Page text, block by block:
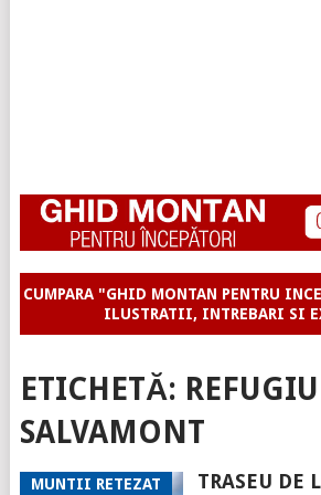
CUMPARA "GHID MONTAN PENTRU
ILUSTRATII, INTREBARI SI
ETICHETĂ: REFUGIU
SALVAMONT
MUNTII RETEZAT
TRASEU DE